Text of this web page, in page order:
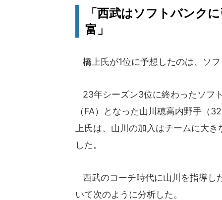
「西武はソフトバンク
富」
橋上氏が1位に予想したのは、ソ
23年シーズン3位に終わったソフ
（FA）となった山川穂高内野手（
上氏は、山川の加入はチームに大
した。
西武のコーチ時代に山川を指導し
いて次のように分析した。